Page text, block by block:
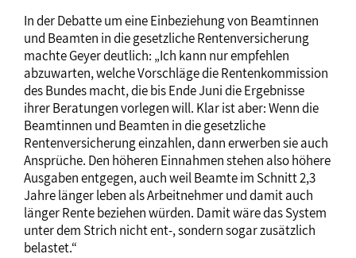
In der Debatte um eine Einbeziehung von Beamtinnen
und Beamten in die gesetzliche Rentenversicherung
machte Geyer deutlich: „Ich kann nur empfehlen
abzuwarten, welche Vorschläge die Rentenkommission
des Bundes macht, die bis Ende Juni die Ergebnisse
ihrer Beratungen vorlegen will. Klar ist aber: Wenn die
Beamtinnen und Beamten in die gesetzliche
Rentenversicherung einzahlen, dann erwerben sie auch
Ansprüche. Den höheren Einnahmen stehen also höhere
Ausgaben entgegen, auch weil Beamte im Schnitt 2,3
Jahre länger leben als Arbeitnehmer und damit auch
länger Rente beziehen würden. Damit wäre das System
unter dem Strich nicht ent-, sondern sogar zusätzlich
belastet.“